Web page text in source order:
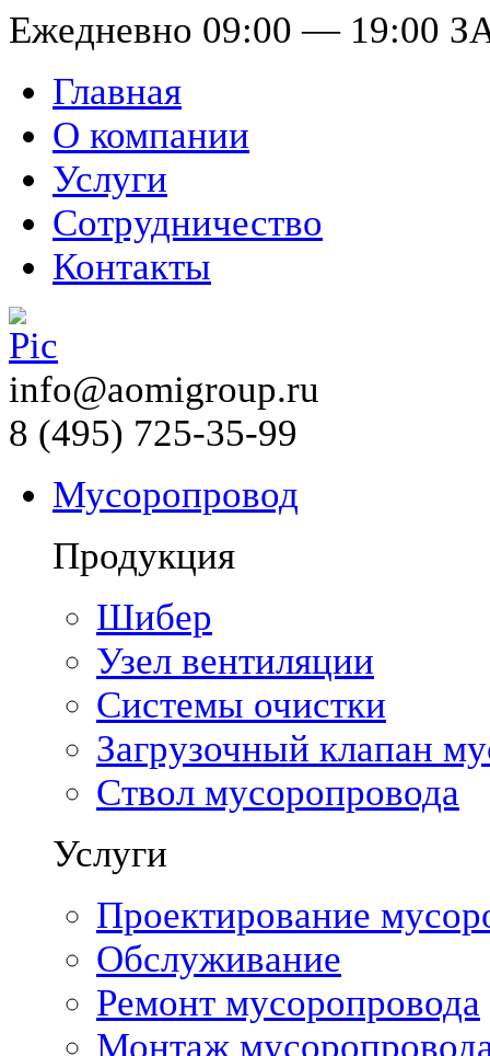
Ежедневно 09:00 — 19:00
Главная
О компании
Услуги
Сотрудничество
Контакты
info@aomigroup.ru
8 (495) 725-35-99
Мусоропровод
Продукция
Шибер
Узел вентиляции
Системы очистки
Загрузочный клапан
Ствол мусоропровода
Услуги
Проектирование
Обслуживание
Ремонт мусоропровода
Монтаж